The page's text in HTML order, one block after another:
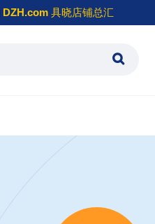
DZH.com 具晓店铺总汇